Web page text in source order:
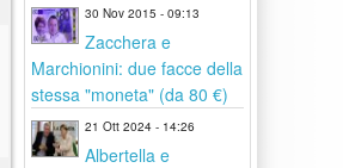
30 Nov 2015 - 09:13
Zacchera e
Marchionini: due facce della
stessa "moneta" (da 80 €)
21 Ott 2024 - 14:26
Albertella e